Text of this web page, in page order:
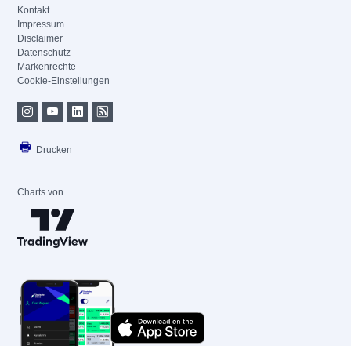
Kontakt
Impressum
Disclaimer
Datenschutz
Markenrechte
Cookie-Einstellungen
Drucken
Charts von